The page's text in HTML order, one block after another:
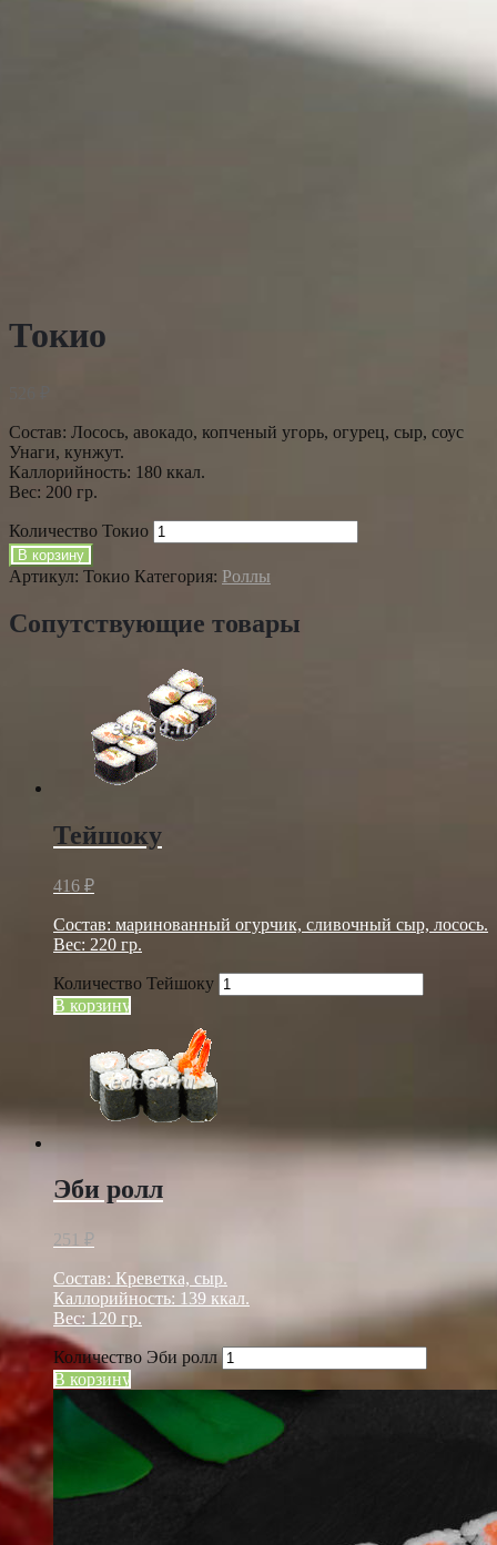
Токио
Состав: Лосось, авокадо, копченый угорь, огурец, сыр, соус
Унаги, кунжут.
Каллорийность: 180 ккал.
Вес: 200 гр.
Количество Токио
В корзину
Артикул: Токио Категория: Роллы
Сопутствующие товары
Тейшоку
416 ₽
Состав: маринованный огурчик, сливочный сыр, лосось.
Вес: 220 гр.
Количество Тейшоку
В корзину
Эби ролл
251 ₽
Состав: Креветка, сыр.
Каллорийность: 139 ккал.
Вес: 120 гр.
Количество Эби ролл
В корзину